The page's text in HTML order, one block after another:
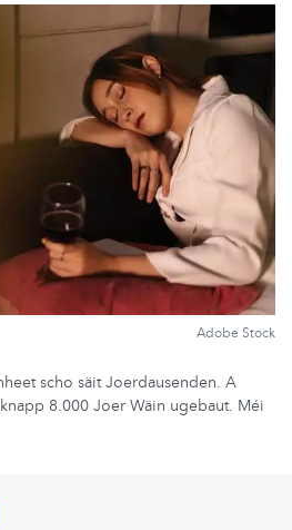
Adobe Stock
scho säit Joerdausenden. A
8.000 Joer Wäin ugebaut. Méi